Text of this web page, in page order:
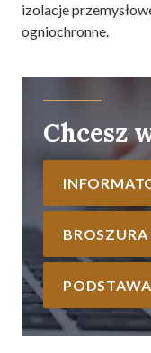
izolacje
ogniochronne.
Chcesz